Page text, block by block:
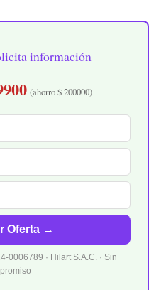
información
(ahorro $ 200000)
Oferta →
0006789 · Hilart S.A.C. · Sin